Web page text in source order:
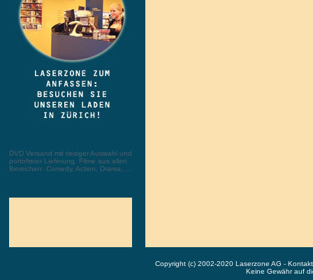
DVD Versand mit riesiger Auswahl und
portofreier Lieferung. Filme aus allen
Bereichen: Comedy, Action, Drama, ...
Copyright (c) 2002-2020 Laserzone AG -
Keine Gewähr auf